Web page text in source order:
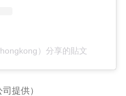
）分享的貼文
提供）